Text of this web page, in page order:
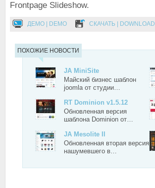
Frontpage Slideshow.
ДЕМО | DEMO СКАЧАТЬ | DOWNLOAD
ПОХОЖИЕ НОВОСТИ
JA MiniSite
Майский бизнес шаблон
joomla от студии…
RT Dominion v1.5.12
Обновленная версия
шаблона Dominion от…
JA Mesolite II
Обновленная вторая версия
нашумевшего в…